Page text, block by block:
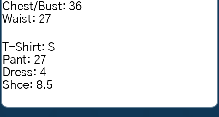
Chest/Bust: 36
Waist: 27
T-Shirt: S
Pant: 27
Dress:4
Shoe: 8.5